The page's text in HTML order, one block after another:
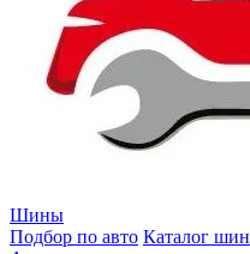
Шины
Подбор по авто Каталог шин